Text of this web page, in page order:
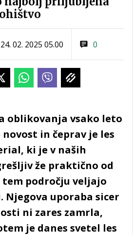
24. 02. 2025 05.00 0
oblikovanja vsako leto
in čeprav je les
ki je v naših
že praktično od
področju veljajo
Njegova uporaba sicer
ni zares zamrla,
je danes svetel les